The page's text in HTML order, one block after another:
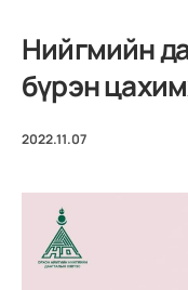
Нийгмийн
бүрэн
2022.11.07